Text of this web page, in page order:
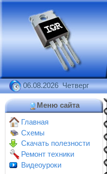
06.08.2026 Четверг
Меню сайта
Главная
Схемы
Скачать полезности
Ремонт техники
Видеоуроки